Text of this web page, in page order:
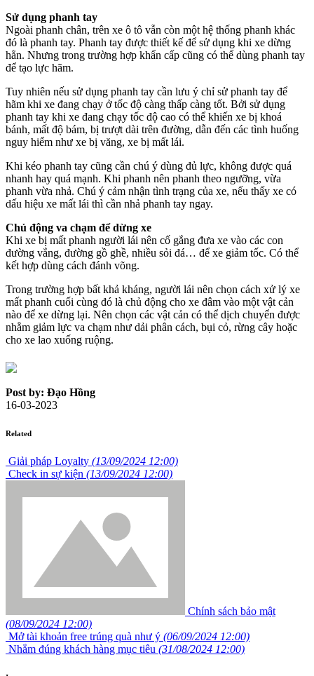
Sử dụng phanh tay
Ngoài phanh chân, trên xe ô tô vẫn còn một hệ thống phanh khác
đó là phanh tay. Phanh tay được thiết kế để sử dụng khi xe dừng
hẳn. Nhưng trong trường hợp khẩn cấp cũng có thể dùng phanh tay
để tạo lực hãm.
Tuy nhiên nếu sử dụng phanh tay cần lưu ý chỉ sử phanh tay để
hãm khi xe đang chạy ở tốc độ càng thấp càng tốt. Bởi sử dụng
phanh tay khi xe đang chạy tốc độ cao có thể khiến xe bị khoá
bánh, mất độ bám, bị trượt dài trên đường, dẫn đến các tình huống
nguy hiểm như xe bị văng, xe bị mất lái.
Khi kéo phanh tay cũng cần chú ý dùng đủ lực, không được quá
nhanh hay quá mạnh. Khi phanh nên phanh theo ngưỡng, vừa
phanh vừa nhả. Chú ý cảm nhận tình trạng của xe, nếu thấy xe có
dấu hiệu xe mất lái thì cần nhả phanh tay ngay.
Chủ động va chạm để dừng xe
Khi xe bị mất phanh người lái nên cố gắng đưa xe vào các con
đường vắng, đường gồ ghề, nhiều sỏi đá… để xe giảm tốc. Có thể
kết hợp dùng cách đánh võng.
Trong trường hợp bất khả kháng, người lái nên chọn cách xử lý xe
mất phanh cuối cùng đó là chủ động cho xe đâm vào một vật cản
nào để xe dừng lại. Nên chọn các vật cản có thể dịch chuyển được
nhằm giảm lực va chạm như dải phân cách, bụi cỏ, rừng cây hoặc
cho xe lao xuống ruộng.
Post by: Đạo Hồng
16-03-2023
Related
Giải pháp Loyalty (13/09/2024 12:00)
Check in sự kiện (13/09/2024 12:00)
Chính sách bảo mật
(08/09/2024 12:00)
Mở tài khoản free trúng quà như ý (06/09/2024 12:00)
Nhắm đúng khách hàng mục tiêu (31/08/2024 12:00)